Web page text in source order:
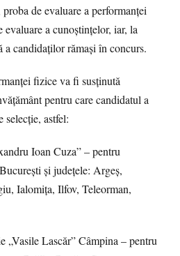
de evaluare a performanței
a cunoștințelor, iar, la
a candidaților rămași în concurs.
fizice va fi susținută
pentru care candidatul a
selecție, astfel:
Ioan Cuza” – pentru
și județele: Argeș,
Ialomița, Ilfov, Teleorman,
„Vasile Lascăr” Câmpina – pentru